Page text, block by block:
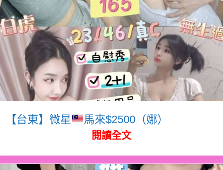
【台東】微星 馬來$2500（娜）
閱讀全文